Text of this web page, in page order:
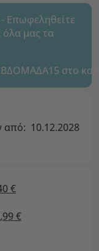
μας τα
στο
από: 10.12.2028
€
€